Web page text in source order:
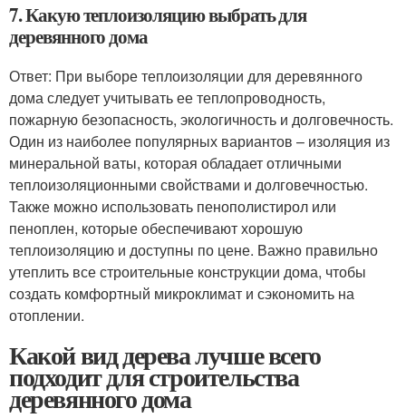
7. Какую теплоизоляцию выбрать для
деревянного дома
Ответ: При выборе теплоизоляции для деревянного
дома следует учитывать ее теплопроводность,
пожарную безопасность, экологичность и долговечность.
Один из наиболее популярных вариантов – изоляция из
минеральной ваты, которая обладает отличными
теплоизоляционными свойствами и долговечностью.
Также можно использовать пенополистирол или
пеноплен, которые обеспечивают хорошую
теплоизоляцию и доступны по цене. Важно правильно
утеплить все строительные конструкции дома, чтобы
создать комфортный микроклимат и сэкономить на
отоплении.
Какой вид дерева лучше всего
подходит для строительства
деревянного дома